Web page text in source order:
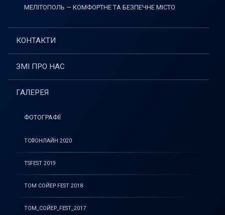
МЕЛІТОПОЛЬ — КОМФОРТНЕ ТА БЕЗПЕЧНЕ МІСТО
КОНТАКТИ
ЗМІ ПРО НАС
ГАЛЕРЕЯ
ФОТОГРАФІЇ
ТСФОНЛАЙН 2020
TSFEST 2019
ТОМ СОЙЕР FEST 2018
ТОМ_СОЙЕР_FEST_2017